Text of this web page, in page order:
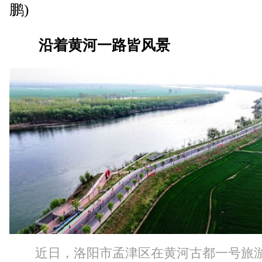
鹏)
沿着黄河一路皆风景
近日，洛阳市孟津区在黄河古都一号旅